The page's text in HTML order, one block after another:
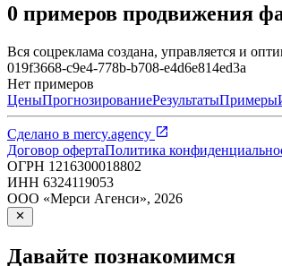
0 примеров продвижения
Вся соцреклама создана, управляется и
019f3668-c9e4-778b-b708-e4d6e814ed3a
Нет примеров
ЦеныПрогнозированиеРезультатыПримеры
Сделано в mercy.agency
Договор офертаПолитика
ОГРН 1216300018802
ИНН 6324119053
ООО «Мерси Агенси», 2026
Давайте познакомимся